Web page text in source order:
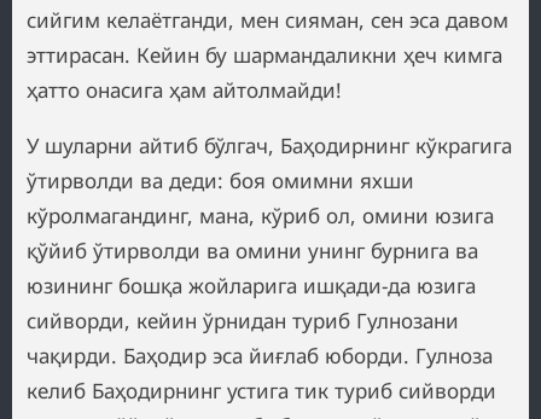
сийгим келаётганди, мен сияман, сен эса давом
эттирасан. Кейин бу шармандаликни ҳеч кимга
ҳатто онасига ҳам айтолмайди!
У шуларни айтиб бўлгач, Баҳодирнинг кўкрагига
ўтирволди ва деди: боя омимни яхши
кўролмагандинг, мана, кўриб ол, омини юзига
қўйиб ўтирволди ва омини унинг бурнига ва
юзининг бошқа жойларига ишқади-да юзига
сийворди, кейин ўрнидан туриб Гулнозани
чақирди. Баҳодир эса йиғлаб юборди. Гулноза
келиб Баҳодирнинг устига тик туриб сийворди